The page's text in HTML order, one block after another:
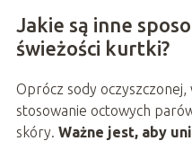
Jakie są inne
świeżości kurtki?
Oprócz sody
stosowanie octowych
skóry. Ważne jest, aby